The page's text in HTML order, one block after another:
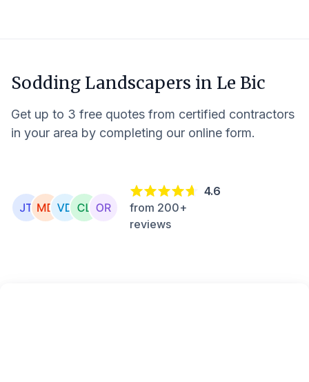
Sodding Landscapers in Le Bic
Get up to 3 free quotes from certified contractors
in your area by completing our online form.
4.6
from 200+
reviews